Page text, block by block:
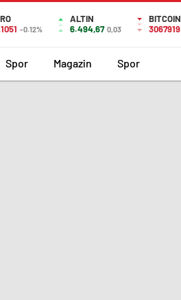
-0.12%
ALTIN
6.494,67 0,03
BITCOIN
3067919
Spor Magazin Spor